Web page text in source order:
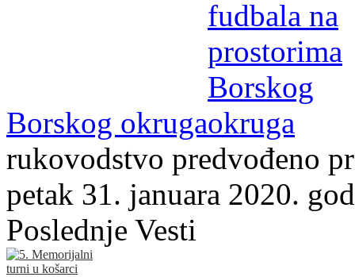
Borskog okruga
rukovodstvo predvođeno
petak 31. januara 2020.
Poslednje Vesti